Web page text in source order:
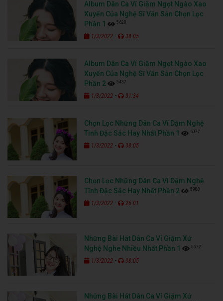
Album Dân Ca Ví Giặm Ngọt Ngào Xao
Xuyến Của Nghệ Sĩ Văn Sản Chọn Lọc
Phần 1
5628
1/3/2022 - 38:05
Album Dân Ca Ví Giặm Ngọt Ngào Xao
Xuyến Của Nghệ Sĩ Văn Sản Chọn Lọc
Phần 2
5437
1/3/2022 - 31:34
Chọn Lọc Những Dân Ca Ví Dặm Nghệ
Tĩnh Đặc Sắc Hay Nhất Phần 1
6077
1/3/2022 - 38:05
Chọn Lọc Những Dân Ca Ví Dặm Nghệ
Tĩnh Đặc Sắc Hay Nhất Phần 2
5988
1/3/2022 - 26:01
Những Bài Hát Dân Ca Ví Giặm Xứ
Nghệ Nghe Nhiều Nhất Phần 1
5572
1/3/2022 - 38:05
Những Bài Hát Dân Ca Ví Giặm Xứ